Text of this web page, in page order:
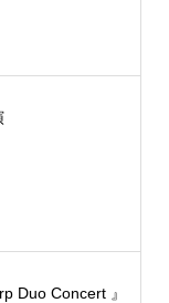
Duo Concert 』